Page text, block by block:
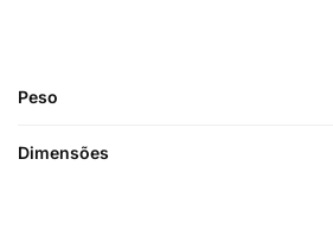
Peso
Dimensões